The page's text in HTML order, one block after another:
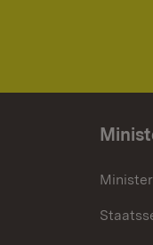
Minister